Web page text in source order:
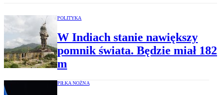
POLITYKA
W Indiach stanie nawiększy
pomnik świata. Będzie miał 182
m
PIŁKA NOŻNA